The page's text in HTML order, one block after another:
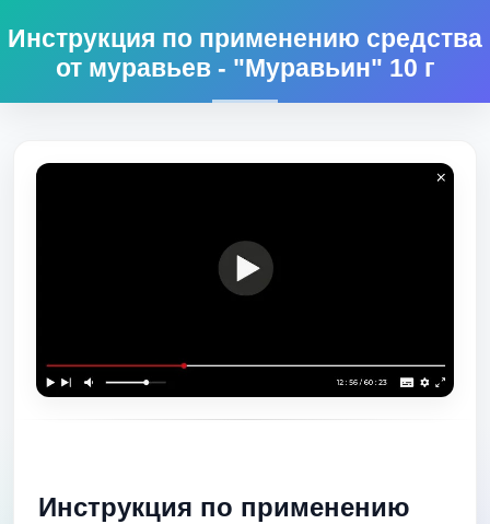
Инструкция по применению средства
от муравьев - "Муравьин" 10 г
Инструкция по применению